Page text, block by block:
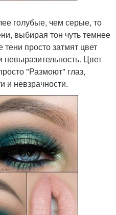
голубые, чем серые, то
выбирая тон чуть темнее
просто затмят цвет
невыразительность. Цвет
"Размоют" глаз,
и невзрачности.